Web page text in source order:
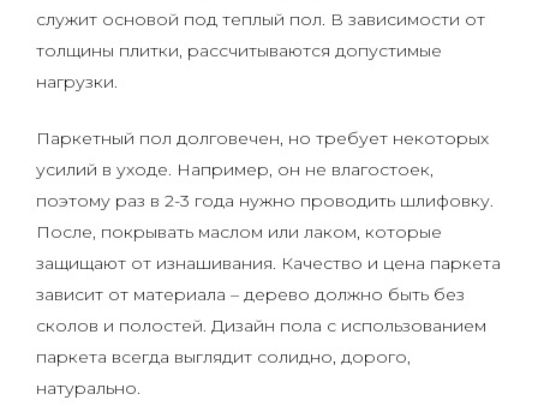
служит основой под теплый пол. В зависимости от
толщины плитки, рассчитываются допустимые
нагрузки.
Паркетный пол долговечен, но требует некоторых
усилий в уходе. Например, он не влагостоек,
поэтому раз в 2-3 года нужно проводить шлифовку.
После, покрывать маслом или лаком, которые
защищают от изнашивания. Качество и цена паркета
зависит от материала – дерево должно быть без
сколов и полостей. Дизайн пола с использованием
паркета всегда выглядит солидно, дорого,
натурально.